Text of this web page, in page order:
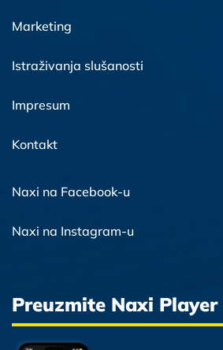
Marketing
Istraživanja slušanosti
Impresum
Kontakt
Naxi na Facebook-u
Naxi na Instagram-u
Preuzmite Naxi